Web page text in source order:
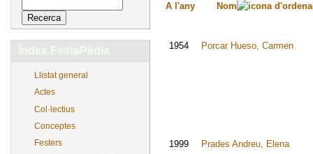
Índex FestaPèdia
Llistat general
Actes
Col·lectius
Conceptes
Festers
A l'any Nom
1954 Porcar Hueso, Carmen
1999 Prades Andreu, Elena